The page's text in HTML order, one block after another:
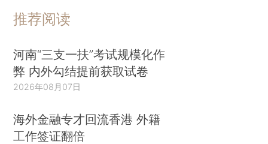
推荐阅读
河南“三支一扶”考试规模化作
弊 内外勾结提前获取试卷
2026年08月07日
海外金融专才回流香港 外籍
工作签证翻倍